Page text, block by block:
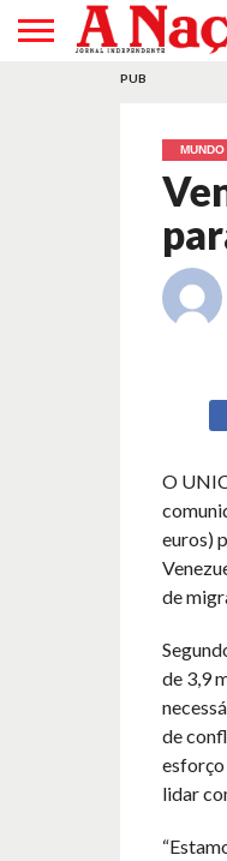
PUB
MUNDO
O
euros)
de
de 3,9
de
esforço
lidar